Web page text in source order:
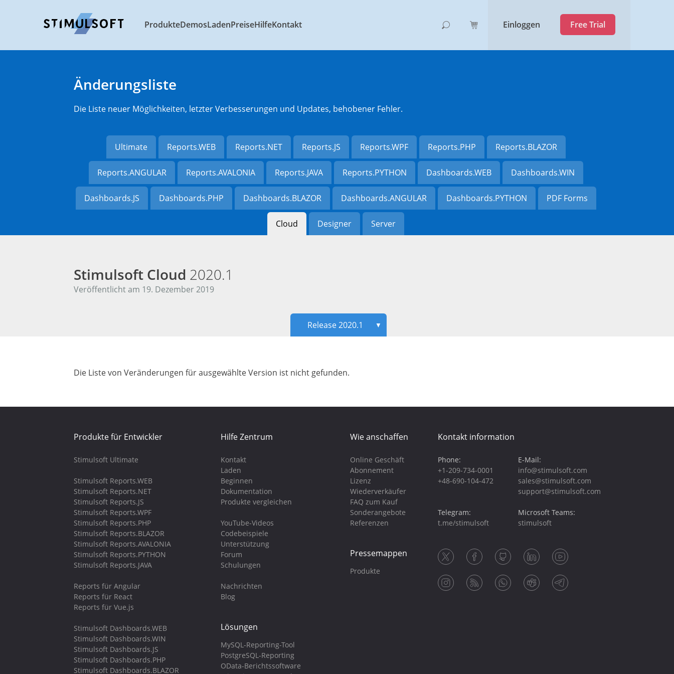
ProdukteDemosLadenPreiseHilfeKontakt Einloggen Free Trial
Änderungsliste
Die Liste neuer Möglichkeiten, letzter Verbesserungen und Updates, behobener Fehler.
Ultimate Reports.WEB Reports.NET Reports.JS Reports.WPF Reports.PHP Reports.BLAZOR
Reports.ANGULAR Reports.AVALONIA Reports.JAVA Reports.PYTHON Dashboards.WEB Dashboards.WIN
Dashboards.JS Dashboards.PHP Dashboards.BLAZOR Dashboards.ANGULAR Dashboards.PYTHON PDF Forms
Cloud Designer Server
Stimulsoft Cloud 2020.1
Veröffentlicht am 19. Dezember 2019
Release 2020.1 ▼
Die Liste von Veränderungen für ausgewählte Version ist nicht gefunden.
Produkte für Entwickler
Stimulsoft Ultimate
Stimulsoft Reports.WEB
Stimulsoft Reports.NET
Stimulsoft Reports.JS
Stimulsoft Reports.WPF
Stimulsoft Reports.PHP
Stimulsoft Reports.BLAZOR
Stimulsoft Reports.AVALONIA
Stimulsoft Reports.PYTHON
Stimulsoft Reports.JAVA
Reports für Angular
Reports für React
Reports für Vue.js
Stimulsoft Dashboards.WEB
Stimulsoft Dashboards.WIN
Stimulsoft Dashboards.JS
Stimulsoft Dashboards.PHP
Stimulsoft Dashboards.BLAZOR
Hilfe Zentrum
Kontakt
Laden
Beginnen
Dokumentation
Produkte vergleichen
YouTube-Videos
Codebeispiele
Unterstützung
Forum
Schulungen
Nachrichten
Blog
Lösungen
MySQL-Reporting-Tool
PostgreSQL-Reporting
OData-Berichtssoftware
Wie anschaffen
Online Geschäft
Abonnement
Lizenz
Wiederverkäufer
FAQ zum Kauf
Sonderangebote
Referenzen
Pressemappen
Produkte
Kontakt information
Phone:
+1-209-734-0001
+48-690-104-472
Telegram:
t.me/stimulsoft
E-Mail:
info@stimulsoft.com
sales@stimulsoft.com
support@stimulsoft.com
Microsoft Teams:
stimulsoft